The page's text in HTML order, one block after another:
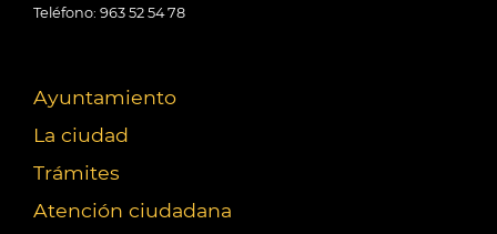
Teléfono: 963 52 54 78
Ayuntamiento
La ciudad
Trámites
Atención ciudadana